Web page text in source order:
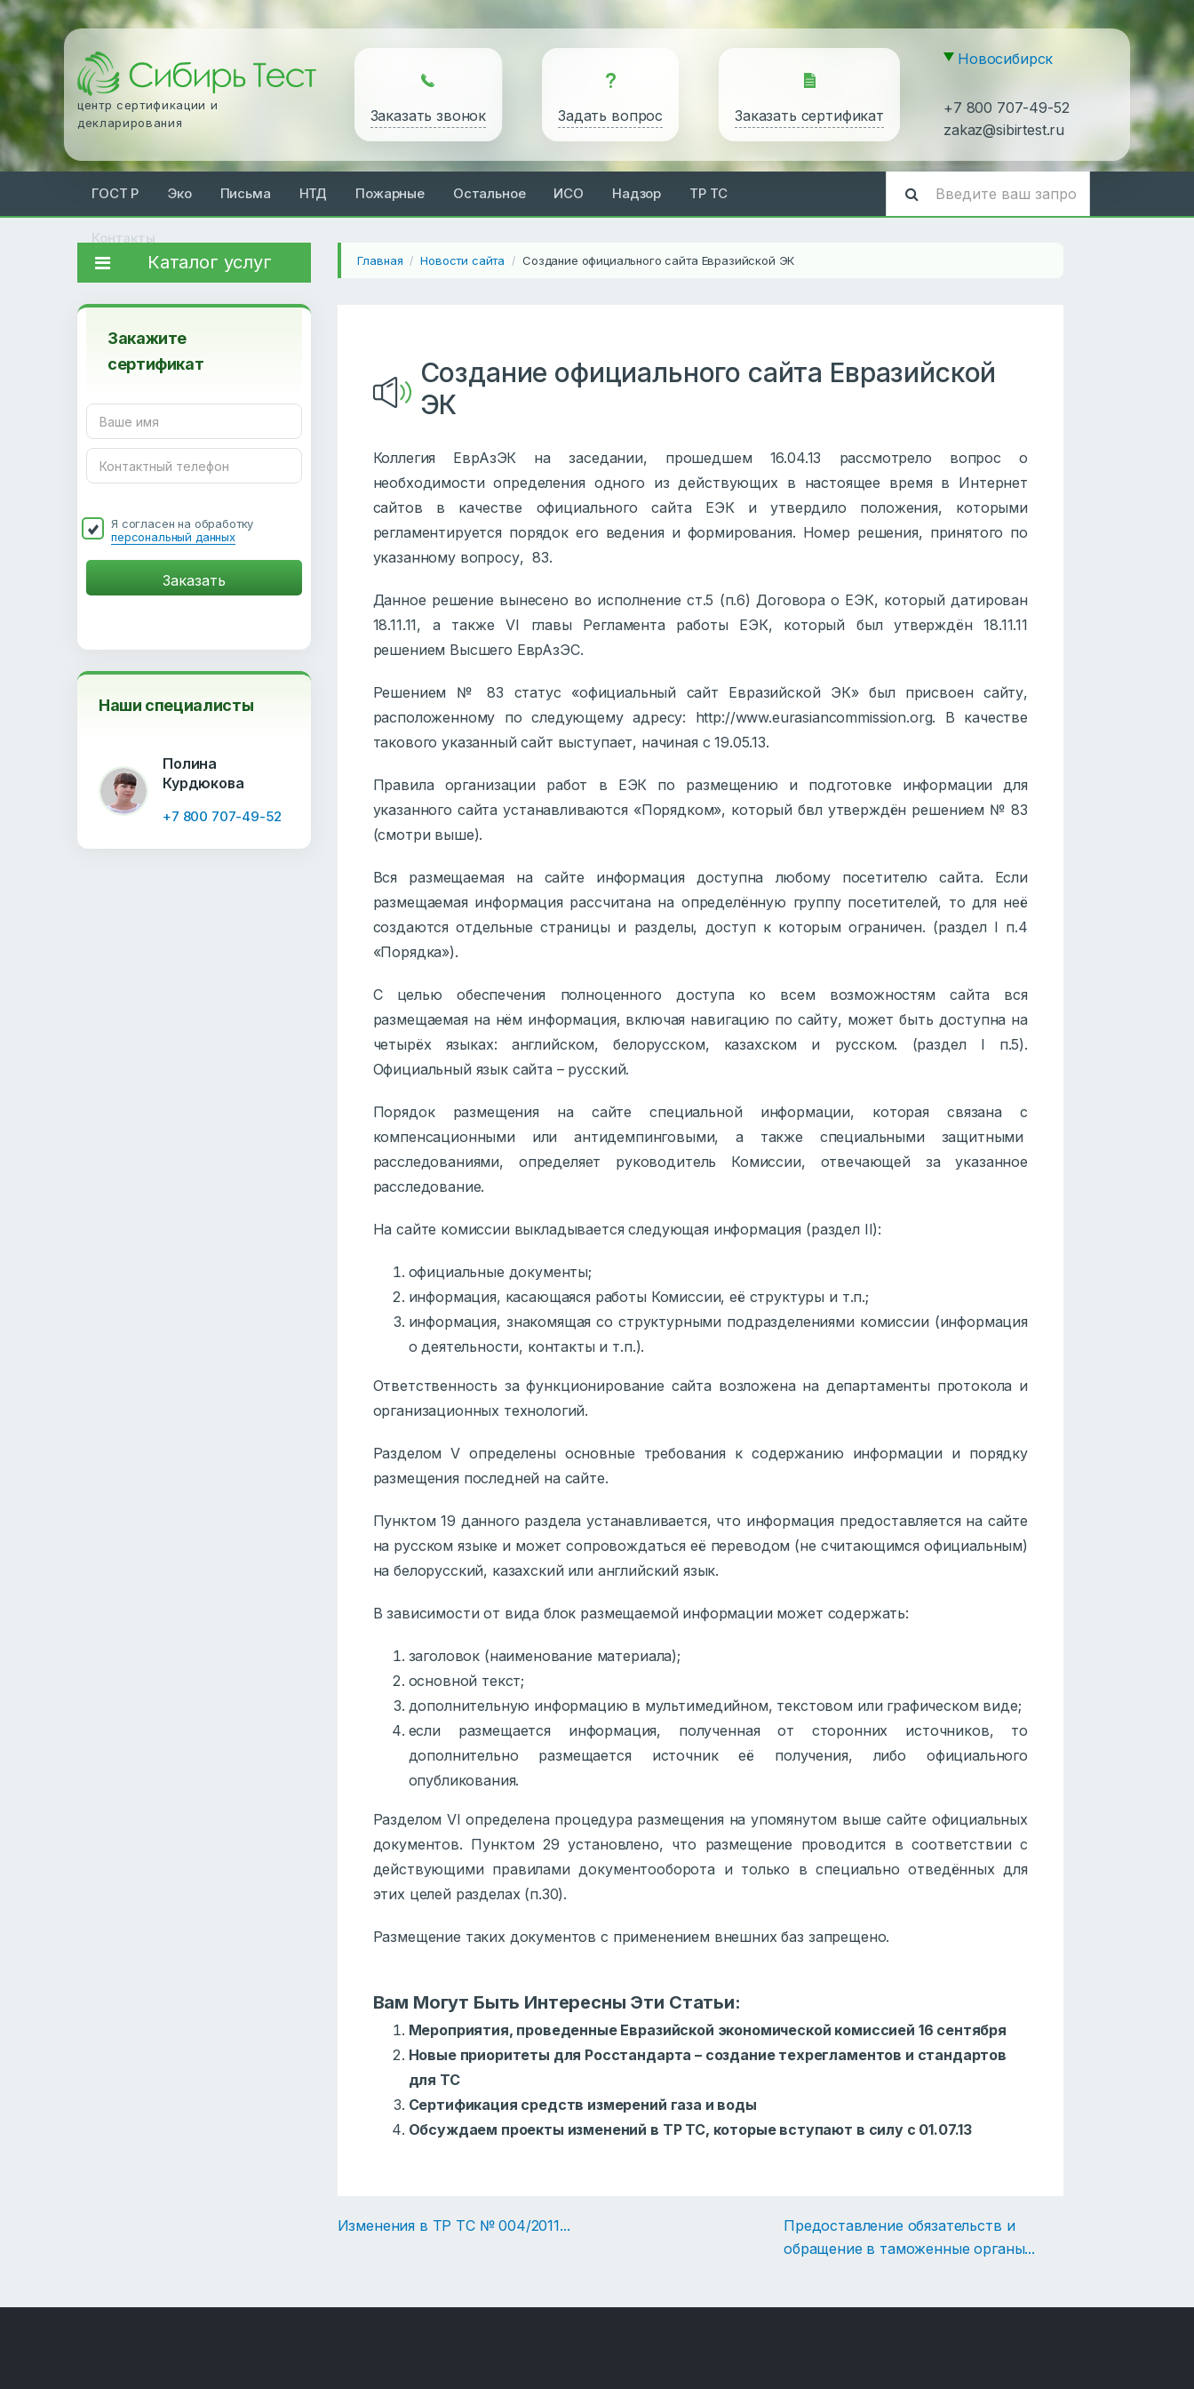
центр сертификации и
декларирования
Заказать звонок Задать вопрос Заказать сертификат
Новосибирск
+7 800 707-49-52
zakaz@sibirtest.ru
ГОСТ Р Эко Письма НТД Пожарные Остальное ИСО Надзор ТР ТС
Контакты
Каталог услуг
Закажите
сертификат
Я согласен на обработку
персональный данных
Наши специалисты
Полина
Курдюкова
+7 800 707-49-52
Главная / Новости сайта / Создание официального сайта Евразийской ЭК
Создание официального сайта Евразийской
ЭК
Коллегия ЕврАзЭК на заседании, прошедшем 16.04.13 рассмотрело вопрос о
необходимости определения одного из действующих в настоящее время в Интернет
сайтов в качестве официального сайта ЕЭК и утвердило положения, которыми
регламентируется порядок его ведения и формирования. Номер решения, принятого по
указанному вопросу, 83.
Данное решение вынесено во исполнение ст.5 (п.6) Договора о ЕЭК, который датирован
18.11.11, а также VI главы Регламента работы ЕЭК, который был утверждён 18.11.11
решением Высшего ЕврАзЭС.
Решением № 83 статус «официальный сайт Евразийской ЭК» был присвоен сайту,
расположенному по следующему адресу: http://www.eurasiancommission.org. В качестве
такового указанный сайт выступает, начиная с 19.05.13.
Правила организации работ в ЕЭК по размещению и подготовке информации для
указанного сайта устанавливаются «Порядком», который бвл утверждён решением № 83
(смотри выше).
Вся размещаемая на сайте информация доступна любому посетителю сайта. Если
размещаемая информация рассчитана на определённую группу посетителей, то для неё
создаются отдельные страницы и разделы, доступ к которым ограничен. (раздел I п.4
«Порядка»).
С целью обеспечения полноценного доступа ко всем возможностям сайта вся
размещаемая на нём информация, включая навигацию по сайту, может быть доступна на
четырёх языках: английском, белорусском, казахском и русском. (раздел I п.5).
Официальный язык сайта – русский.
Порядок размещения на сайте специальной информации, которая связана с
компенсационными или антидемпинговыми, а также специальными защитными
расследованиями, определяет руководитель Комиссии, отвечающей за указанное
расследование.
На сайте комиссии выкладывается следующая информация (раздел II):
официальные документы;
информация, касающаяся работы Комиссии, её структуры и т.п.;
информация, знакомящая со структурными подразделениями комиссии (информация
о деятельности, контакты и т.п.).
Ответственность за функционирование сайта возложена на департаменты протокола и
организационных технологий.
Разделом V определены основные требования к содержанию информации и порядку
размещения последней на сайте.
Пунктом 19 данного раздела устанавливается, что информация предоставляется на сайте
на русском языке и может сопровождаться её переводом (не считающимся официальным)
на белорусский, казахский или английский язык.
В зависимости от вида блок размещаемой информации может содержать:
заголовок (наименование материала);
основной текст;
дополнительную информацию в мультимедийном, текстовом или графическом виде;
если размещается информация, полученная от сторонних источников, то
дополнительно размещается источник её получения, либо официального
опубликования.
Разделом VI определена процедура размещения на упомянутом выше сайте официальных
документов. Пунктом 29 установлено, что размещение проводится в соответствии с
действующими правилами документооборота и только в специально отведённых для
этих целей разделах (п.30).
Размещение таких документов с применением внешних баз запрещено.
Вам Могут Быть Интересны Эти Статьи:
Мероприятия, проведенные Евразийской экономической комиссией 16 сентября
Новые приоритеты для Росстандарта – создание техрегламентов и стандартов
для ТС
Сертификация средств измерений газа и воды
Обсуждаем проекты изменений в ТР ТС, которые вступают в силу с 01.07.13
Изменения в ТР ТС № 004/2011...
Предоставление обязательств и
обращение в таможенные органы...